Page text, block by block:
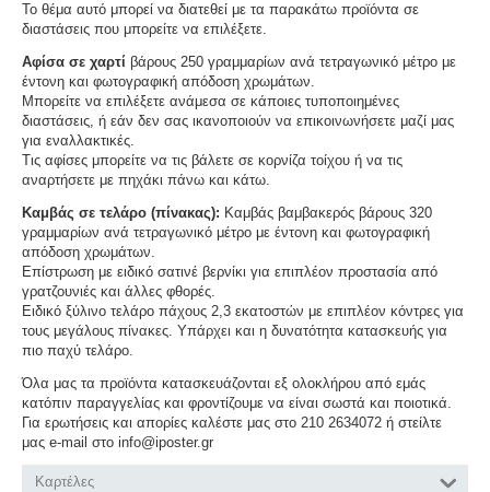
Το θέμα αυτό μπορεί να διατεθεί με τα παρακάτω προϊόντα σε
διαστάσεις που μπορείτε να επιλέξετε.
Αφίσα σε χαρτί βάρους 250 γραμμαρίων ανά τετραγωνικό μέτρο με
έντονη και φωτογραφική απόδοση χρωμάτων.
Μπορείτε να επιλέξετε ανάμεσα σε κάποιες τυποποιημένες
διαστάσεις, ή εάν δεν σας ικανοποιούν να επικοινωνήσετε μαζί μας
για εναλλακτικές.
Τις αφίσες μπορείτε να τις βάλετε σε κορνίζα τοίχου ή να τις
αναρτήσετε με πηχάκι πάνω και κάτω.
Καμβάς σε τελάρο (πίνακας): Καμβάς βαμβακερός βάρους 320
γραμμαρίων ανά τετραγωνικό μέτρο με έντονη και φωτογραφική
απόδοση χρωμάτων.
Επίστρωση με ειδικό σατινέ βερνίκι για επιπλέον προστασία από
γρατζουνιές και άλλες φθορές.
Ειδικό ξύλινο τελάρο πάχους 2,3 εκατοστών με επιπλέον κόντρες για
τους μεγάλους πίνακες. Υπάρχει και η δυνατότητα κατασκευής για
πιο παχύ τελάρο.
Όλα μας τα προϊόντα κατασκευάζονται εξ ολοκλήρου από εμάς
κατόπιν παραγγελίας και φροντίζουμε να είναι σωστά και ποιοτικά.
Για ερωτήσεις και απορίες καλέστε μας στο 210 2634072 ή στείλτε
μας e-mail στο info@iposter.gr
Καρτέλες